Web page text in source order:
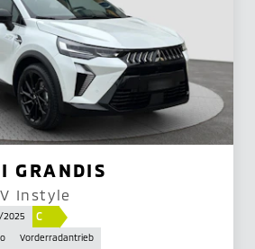
GRANDIS
Instyle
2025 C
Vorderradantrieb